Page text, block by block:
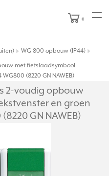
0
WG 800 opbouw (IP44)
met fietslaadsymbool
(8220 GN NAWEB)
2-voudig opbouw
en groen
GN NAWEB)